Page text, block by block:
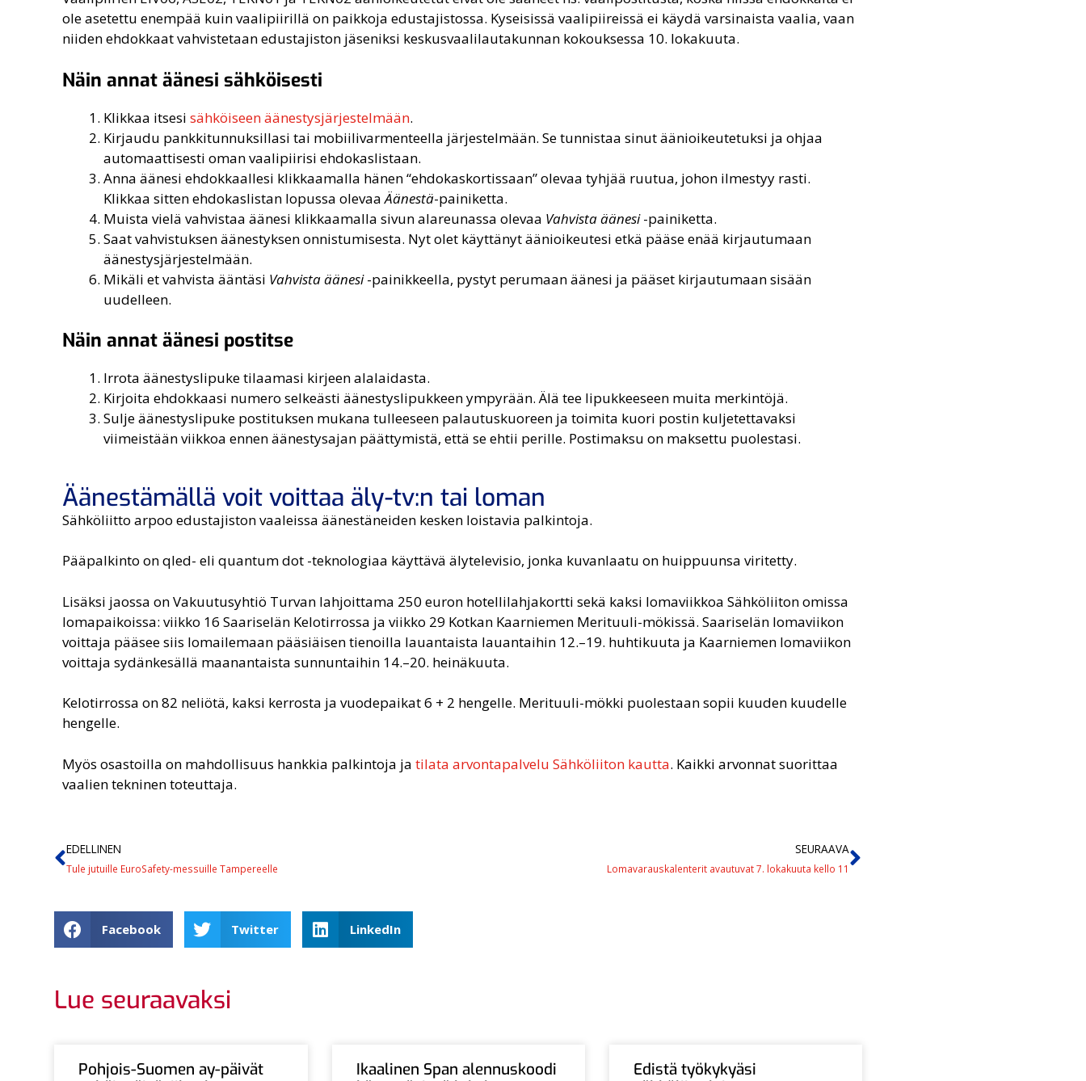
ole asetettu enempää kuin vaalipiirillä on paikkoja edustajistossa. Kyseisissä vaalipiireissä ei käydä varsinaista vaalia, vaan
niiden ehdokkaat vahvistetaan edustajiston jäseniksi keskusvaalilautakunnan kokouksessa 10. lokakuuta.
Näin annat äänesi sähköisesti
Klikkaa itsesisähköiseen äänestysjärjestelmään.
Kirjaudu pankkitunnuksillasi tai mobiilivarmenteella järjestelmään. Se tunnistaa sinut äänioikeutetuksi ja ohjaa
automaattisesti oman vaalipiirisi ehdokaslistaan.
Anna äänesi ehdokkaallesi klikkaamalla hänen “ehdokaskortissaan” olevaa tyhjää ruutua, johon ilmestyy rasti.
Klikkaa sitten ehdokaslistan lopussa olevaaÄänestä-painiketta.
Muista vielä vahvistaa äänesi klikkaamalla sivun alareunassa olevaa Vahvista äänesi-painiketta.
Saat vahvistuksen äänestyksen onnistumisesta. Nyt olet käyttänyt äänioikeutesi etkä pääse enää kirjautumaan
äänestysjärjestelmään.
Mikäli et vahvista ääntäsi Vahvista äänesi-painikkeella, pystyt perumaan äänesi ja pääset kirjautumaan sisään
uudelleen.
Näin annat äänesi postitse
Irrota äänestyslipuke tilaamasi kirjeen alalaidasta.
Kirjoita ehdokkaasi numero selkeästi äänestyslipukkeen ympyrään. Älä tee lipukkeeseen muita merkintöjä.
Sulje äänestyslipuke postituksen mukana tulleeseen palautuskuoreen ja toimita kuori postin kuljetettavaksi
viimeistään viikkoa ennen äänestysajan päättymistä, että se ehtii perille. Postimaksu on maksettu puolestasi.
Äänestämällä voit voittaa äly-tv:n tai loman
Sähköliitto arpoo edustajiston vaaleissa äänestäneiden kesken loistavia palkintoja.
Pääpalkinto on qled- eli quantum dot -teknologiaa käyttävä älytelevisio, jonka kuvanlaatu on huippuunsa viritetty.
Lisäksi jaossa on Vakuutusyhtiö Turvan lahjoittama 250 euron hotellilahjakortti sekä kaksi lomaviikkoa Sähköliiton omissa
lomapaikoissa: viikko 16 Saariselän Kelotirrossa ja viikko 29 Kotkan Kaarniemen Merituuli-mökissä. Saariselän lomaviikon
voittaja pääsee siis lomailemaan pääsiäisen tienoilla lauantaista lauantaihin 12.–19. huhtikuuta ja Kaarniemen lomaviikon
voittaja sydänkesällä maanantaista sunnuntaihin 14.–20. heinäkuuta.
Kelotirrossa on 82 neliötä, kaksi kerrosta ja vuodepaikat 6 + 2 hengelle. Merituuli-mökki puolestaan sopii kuuden kuudelle
hengelle.
Myös osastoilla on mahdollisuus hankkia palkintoja jatilata arvontapalvelu Sähköliiton kautta. Kaikki arvonnat suorittaa
vaalien tekninen toteuttaja.
EDELLINEN
Tule jutuille EuroSafety-messuille Tampereelle
SEURAAVA
Lomavarauskalenterit avautuvat 7. lokakuuta kello 11
Facebook Twitter LinkedIn
Lue seuraavaksi
Pohjois-Suomen ay-päivät
Ikaalinen Span alennuskoodi
Edistä työkykyäsi